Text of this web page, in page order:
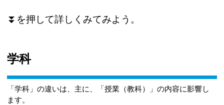
⏬️を押して詳しくみてみよう。
学科
「学科」の違いは、主に、「授業（教科）」の内容に影響し
ます。